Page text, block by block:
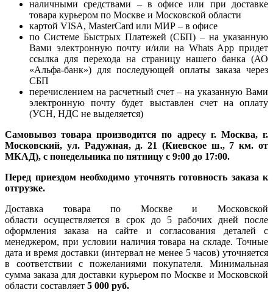
наличными средствами – в офисе или при доставке
товара курьером по Москве и Московской области
картой VISA, MasterCard или МИР – в офисе
по Системе Быстрых Платежей (СБП) – на указанную
Вами электронную почту и/или на Whats App придет
ссылка для перехода на страницу нашего банка (АО
«Альфа-банк») для последующей оплаты заказа через
СБП
перечислением на расчетный счет – на указанную Вами
электронную почту будет выставлен счет на оплату
(УСН, НДС не выделяется)
Самовывоз товара производится по адресу г. Москва, г.
Московский, ул. Радужная, д. 21 (Киевское ш., 7 км. от
МКАД), с понедельника по пятницу с 9:00 до 17:00.
Перед приездом необходимо уточнять готовность заказа к
отгрузке.
Доставка товара по Москве и Московской
области осуществляется в срок до 5 рабочих дней после
оформления заказа на сайте и согласования деталей с
менеджером, при условии наличия товара на складе. Точные
дата и время доставки (интервал не менее 5 часов) уточняется
в соответствии с пожеланиями покупателя. Минимальная
сумма заказа для доставки курьером по Москве и Московской
области составляет 5 000 руб.